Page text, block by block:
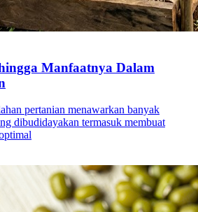
Manfaatnya Dalam
pertanian menawarkan banyak
dibudidayakan termasuk membuat